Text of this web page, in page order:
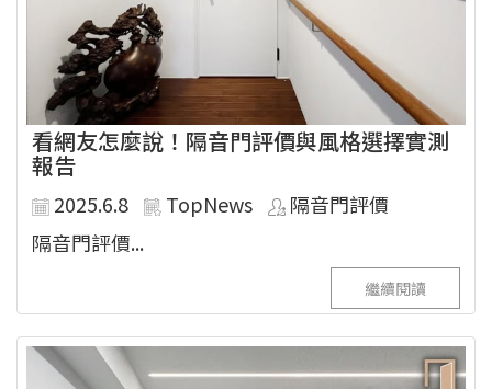
看網友怎麼說！隔音門評價與風格選擇實測
報告
2025.6.8 TopNews
隔音門評價
隔音門評價...
繼續閱讀